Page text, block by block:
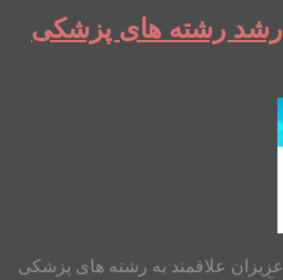
رشته های پزشکی
علاقمند به رشته های پزشکی